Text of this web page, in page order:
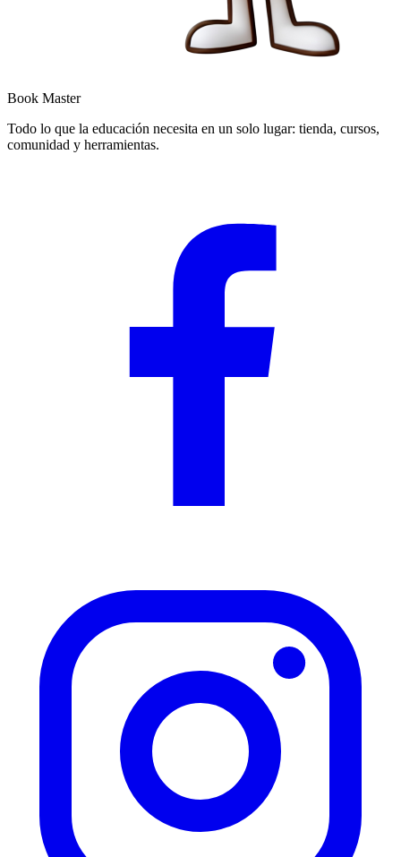
Book Master
Todo lo que la educación necesita en un solo lugar: tienda, cursos,
comunidad y herramientas.